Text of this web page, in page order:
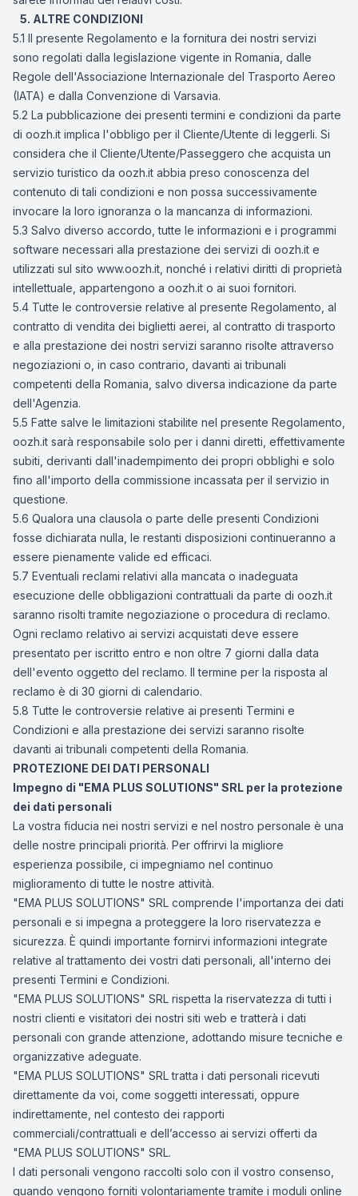
5. ALTRE CONDIZIONI
5.1 Il presente Regolamento e la fornitura dei nostri servizi
sono regolati dalla legislazione vigente in Romania, dalle
Regole dell'Associazione Internazionale del Trasporto Aereo
(IATA) e dalla Convenzione di Varsavia.
5.2 La pubblicazione dei presenti termini e condizioni da parte
di oozh.it implica l'obbligo per il Cliente/Utente di leggerli. Si
considera che il Cliente/Utente/Passeggero che acquista un
servizio turistico da oozh.it abbia preso conoscenza del
contenuto di tali condizioni e non possa successivamente
invocare la loro ignoranza o la mancanza di informazioni.
5.3 Salvo diverso accordo, tutte le informazioni e i programmi
software necessari alla prestazione dei servizi di oozh.it e
utilizzati sul sito www.oozh.it, nonché i relativi diritti di proprietà
intellettuale, appartengono a oozh.it o ai suoi fornitori.
5.4 Tutte le controversie relative al presente Regolamento, al
contratto di vendita dei biglietti aerei, al contratto di trasporto
e alla prestazione dei nostri servizi saranno risolte attraverso
negoziazioni o, in caso contrario, davanti ai tribunali
competenti della Romania, salvo diversa indicazione da parte
dell'Agenzia.
5.5 Fatte salve le limitazioni stabilite nel presente Regolamento,
oozh.it sarà responsabile solo per i danni diretti, effettivamente
subiti, derivanti dall'inadempimento dei propri obblighi e solo
fino all'importo della commissione incassata per il servizio in
questione.
5.6 Qualora una clausola o parte delle presenti Condizioni
fosse dichiarata nulla, le restanti disposizioni continueranno a
essere pienamente valide ed efficaci.
5.7 Eventuali reclami relativi alla mancata o inadeguata
esecuzione delle obbligazioni contrattuali da parte di oozh.it
saranno risolti tramite negoziazione o procedura di reclamo.
Ogni reclamo relativo ai servizi acquistati deve essere
presentato per iscritto entro e non oltre 7 giorni dalla data
dell'evento oggetto del reclamo. Il termine per la risposta al
reclamo è di 30 giorni di calendario.
5.8 Tutte le controversie relative ai presenti Termini e
Condizioni e alla prestazione dei servizi saranno risolte
davanti ai tribunali competenti della Romania.
PROTEZIONE DEI DATI PERSONALI
Impegno di "EMA PLUS SOLUTIONS" SRL per la protezione
dei dati personali
La vostra fiducia nei nostri servizi e nel nostro personale è una
delle nostre principali priorità. Per offrirvi la migliore
esperienza possibile, ci impegniamo nel continuo
miglioramento di tutte le nostre attività.
"EMA PLUS SOLUTIONS" SRL comprende l'importanza dei dati
personali e si impegna a proteggere la loro riservatezza e
sicurezza. È quindi importante fornirvi informazioni integrate
relative al trattamento dei vostri dati personali, all'interno dei
presenti Termini e Condizioni.
"EMA PLUS SOLUTIONS" SRL rispetta la riservatezza di tutti i
nostri clienti e visitatori dei nostri siti web e tratterà i dati
personali con grande attenzione, adottando misure tecniche e
organizzative adeguate.
"EMA PLUS SOLUTIONS" SRL tratta i dati personali ricevuti
direttamente da voi, come soggetti interessati, oppure
indirettamente, nel contesto dei rapporti
commerciali/contrattuali e dell’accesso ai servizi offerti da
"EMA PLUS SOLUTIONS" SRL.
I dati personali vengono raccolti solo con il vostro consenso,
quando vengono forniti volontariamente tramite i moduli online